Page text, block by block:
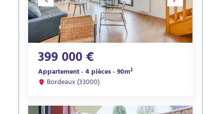
399 000 €
Appartement · 4 pièces · 90m²
Bordeaux (33000)